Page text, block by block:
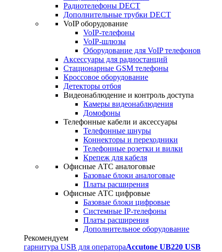
Радиотелефоны DECT
Дополнительные трубки DECT
VoIP оборудование
VoIP-телефоны
VoIP-шлюзы
Оборудование для VoIP телефонов
Аксессуары для радиостанций
Стационарные GSM телефоны
Кроссовое оборудование
Детекторы отбоя
Видеонаблюдение и контроль доступа
Камеры видеонаблюдения
Домофоны
Телефонные кабели и аксессуары
Телефонные шнуры
Коннекторы и переходники
Телефонные розетки и вилки
Крепеж для кабеля
Офисные АТС аналоговые
Базовые блоки аналоговые
Платы расширения
Офисные АТС цифровые
Базовые блоки цифровые
Системные IP-телефоны
Платы расширения
Дополнительное оборудование
Рекомендуем
гарнитура USB для оператораAccutone UB220 USB